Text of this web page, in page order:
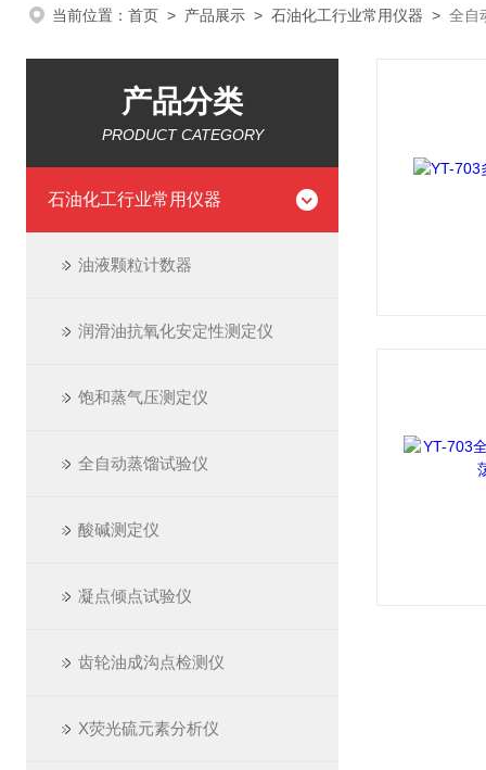
当前位置： 首页 > 产品展示 > 石油化工行业常用仪器 > 全自
产品分类
PRODUCT CATEGORY
石油化工行业常用仪器
油液颗粒计数器
润滑油抗氧化安定性测定仪
饱和蒸气压测定仪
全自动蒸馏试验仪
酸碱测定仪
凝点倾点试验仪
齿轮油成沟点检测仪
X荧光硫元素分析仪